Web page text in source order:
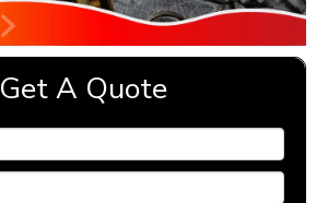
Get A Quote